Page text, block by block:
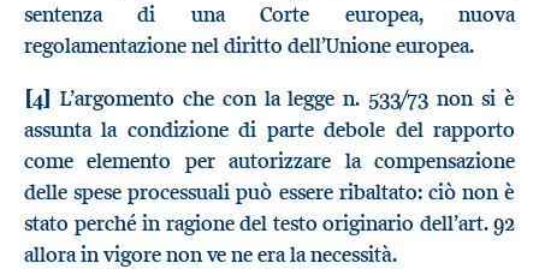
sentenza di una Corte europea, nuova
regolamentazione nel diritto dell’Unione europea.
[4] L’argomento che con la legge n. 533/73 non si è
assunta la condizione di parte debole del rapporto
come elemento per autorizzare la compensazione
delle spese processuali può essere ribaltato: ciò non è
stato perché in ragione del testo originario dell’art. 92
allora in vigore non ve ne era la necessità.